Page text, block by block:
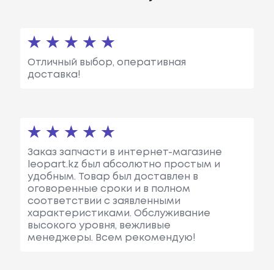
Отличный выбор, оперативная
доставка!
Заказ запчасти в интернет-магазине
leopart.kz был абсолютно простым и
удобным. Товар был доставлен в
оговоренные сроки и в полном
соответствии с заявленными
характеристиками. Обслуживание
высокого уровня, вежливые
менеджеры. Всем рекомендую!